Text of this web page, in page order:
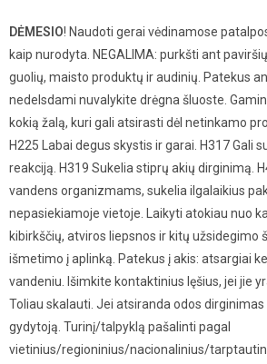
DĖMESIO! Naudoti gerai vėdinamose
kaip nurodyta. NEGALIMA: purkšti ant
guolių, maisto produktų ir audinių. Patekus
nedelsdami nuvalykite drėgna šluoste.
kokią žalą, kuri gali atsirasti dėl netinkamo
H225 Labai degus skystis ir garai. H317 Gali
reakciją. H319 Sukelia stiprų akių dirginimą.
vandens organizmams, sukelia ilgalaikius
nepasiekiamoje vietoje. Laikyti atokiau nuo
kibirkščių, atviros liepsnos ir kitų užsidegimo
išmetimo į aplinką. Patekus į akis: atsargiai
vandeniu. Išimkite kontaktinius lęšius, jei jie
Toliau skalauti. Jei atsiranda odos
gydytoją. Turinį/talpyklą pašalinti pagal
vietinius/regioninius/nacionalinius/